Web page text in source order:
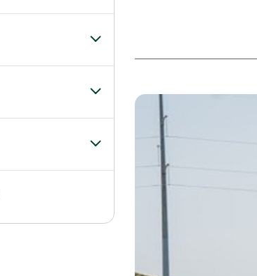
Alternar submenu de Nossas
Alternar submenu de
Alternar submenu de Redes